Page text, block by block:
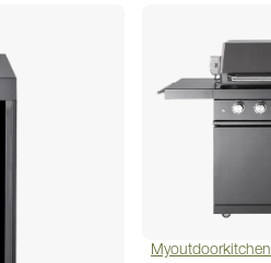
Myoutdoorkitchen